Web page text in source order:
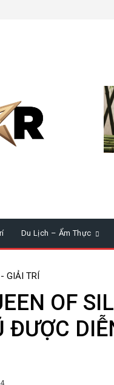
Du Lịch – Ẩm Thực
GIẢI TRÍ
OF
ĐƯỢC